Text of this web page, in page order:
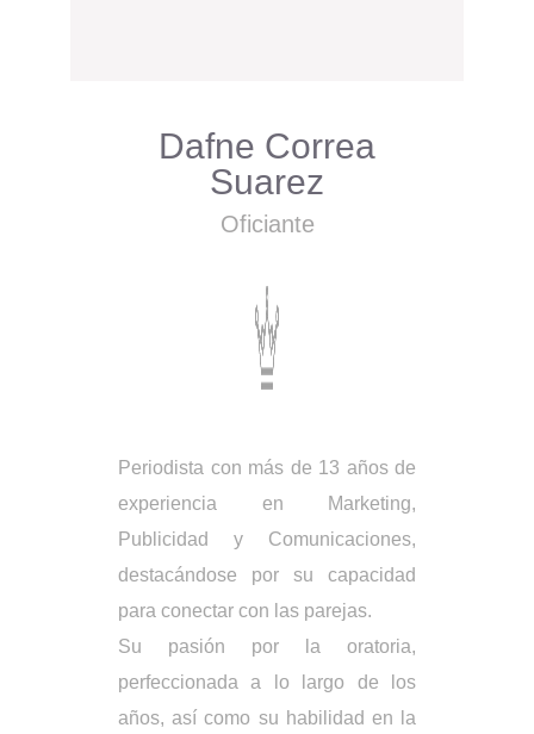
Dafne Correa
Suarez
Oficiante
Periodista con más de 13 años de
experiencia en Marketing,
Publicidad y Comunicaciones,
destacándose por su capacidad
para conectar con las parejas.
Su pasión por la oratoria,
perfeccionada a lo largo de los
años, así como su habilidad en la